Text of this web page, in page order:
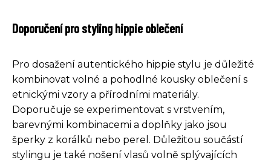
Doporučení pro styling hippie oblečení
Pro dosažení autentického hippie stylu je důležité
kombinovat volné a pohodlné kousky oblečení s
etnickými vzory a přírodními materiály.
Doporučuje se experimentovat s vrstvením,
barevnými kombinacemi a doplňky jako jsou
šperky z korálků nebo perel. Důležitou součástí
stylingu je také nošení vlasů volně splývajících